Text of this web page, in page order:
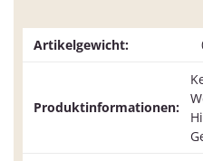
Artikelgewicht:
Produktinformationen: